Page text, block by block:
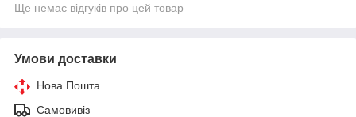
Ще немає відгуків про цей товар
Умови доставки
Нова Пошта
Самовивіз